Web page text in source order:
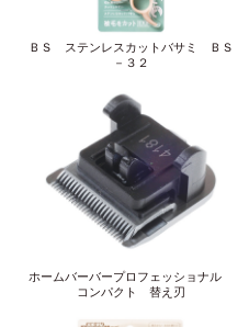
ＢＳ ステンレスカットバサミ ＢＳ
－３２
ホームバーバープロフェッショナル
コンパクト 替え刃